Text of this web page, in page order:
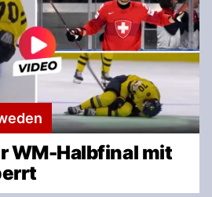
WM-Halbfinal mit